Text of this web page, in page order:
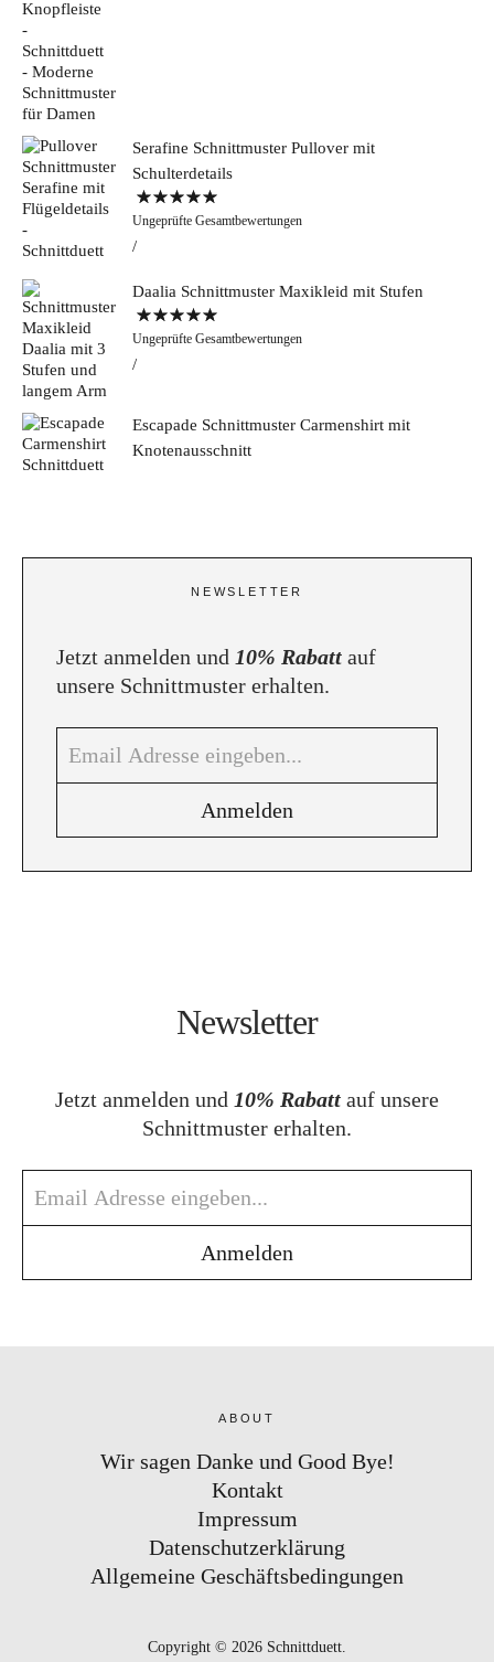
Serafine Schnittmuster Pullover mit
Schulterdetails
Bewertet mit
5.00von 5
Ungeprüfte Gesamtbewertungen
Daalia Schnittmuster Maxikleid mit Stufen
Bewertet mit
5.00von 5
Ungeprüfte Gesamtbewertungen
Escapade Schnittmuster Carmenshirt mit
Knotenausschnitt
NEWSLETTER
Jetzt anmelden und 10% Rabatt auf
unsere Schnittmuster erhalten.
Newsletter
Jetzt anmelden und 10% Rabatt auf unsere
Schnittmuster erhalten.
ABOUT
Wir sagen Danke und Good Bye!
Kontakt
Impressum
Datenschutzerklärung
Allgemeine Geschäftsbedingungen
Copyright © 2026 Schnittduett